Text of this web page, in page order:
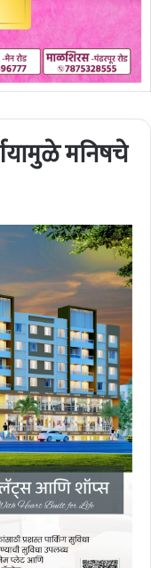
मनिषचे